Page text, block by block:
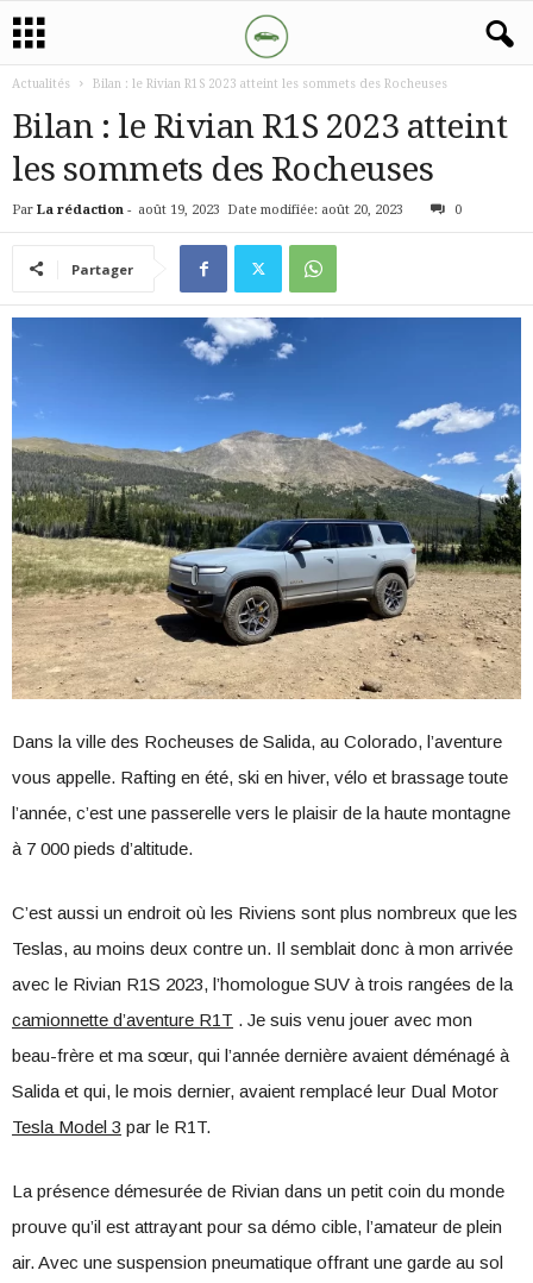
Actualités Bilan : le Rivian R1S 2023 atteint les sommets des Rocheuses
Bilan : le Rivian R1S 2023 atteint
les sommets des Rocheuses
Par La rédaction - août 19, 2023 Date modifiée: août 20, 2023 0
Partager
Dans la ville des Rocheuses de Salida, au Colorado, l’aventure
vous appelle. Rafting en été, ski en hiver, vélo et brassage toute
l’année, c’est une passerelle vers le plaisir de la haute montagne
à 7 000 pieds d’altitude.
C’est aussi un endroit où les Riviens sont plus nombreux que les
Teslas, au moins deux contre un. Il semblait donc à mon arrivée
avec le Rivian R1S 2023, l’homologue SUV à trois rangées de la
camionnette d’aventure R1T . Je suis venu jouer avec mon
beau-frère et ma sœur, qui l’année dernière avaient déménagé à
Salida et qui, le mois dernier, avaient remplacé leur Dual Motor
Tesla Model 3 par le R1T.
La présence démesurée de Rivian dans un petit coin du monde
prouve qu’il est attrayant pour sa démo cible, l’amateur de plein
air. Avec une suspension pneumatique offrant une garde au sol